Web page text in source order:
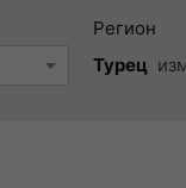
Регион
Турец